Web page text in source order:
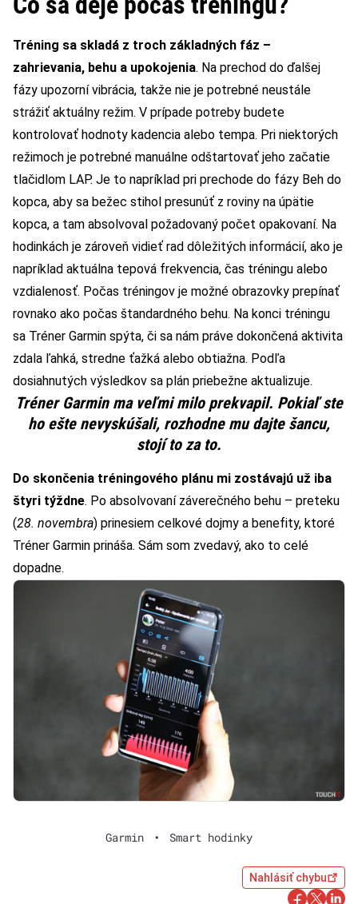
Tréning sa skladá z troch základných fáz –
zahrievania, behu a upokojenia. Na prechod do ďalšej
fázy upozorní vibrácia, takže nie je potrebné neustále
strážiť aktuálny režim. V prípade potreby budete
kontrolovať hodnoty kadencia alebo tempa. Pri niektorých
režimoch je potrebné manuálne odštartovať jeho začatie
tlačidlom LAP. Je to napríklad pri prechode do fázy Beh do
kopca, aby sa bežec stihol presunúť z roviny na úpätie
kopca, a tam absolvoval požadovaný počet opakovaní. Na
hodinkách je zároveň vidieť rad dôležitých informácií, ako je
napríklad aktuálna tepová frekvencia, čas tréningu alebo
vzdialenosť. Počas tréningov je možné obrazovky prepínať
rovnako ako počas štandardného behu. Na konci tréningu
sa Tréner Garmin spýta, či sa nám práve dokončená aktivita
zdala ľahká, stredne ťažká alebo obtiažna. Podľa
dosiahnutých výsledkov sa plán priebežne aktualizuje.
Tréner Garmin ma veľmi milo prekvapil. Pokiaľ ste
ho ešte nevyskúšali, rozhodne mu dajte šancu,
stojí to za to.
Do skončenia tréningového plánu mi zostávajú už iba
štyri týždne. Po absolvovaní záverečného behu – preteku
(28. novembra) prinesiem celkové dojmy a benefity, ktoré
Tréner Garmin prináša. Sám som zvedavý, ako to celé
dopadne.
Garmin • Smart hodinky
Nahlásiť chybu